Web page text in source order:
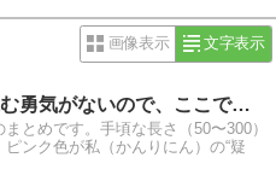
画像表示 文字表示
ふたばに書き込む勇気がないので、ここで勝手に参加するブログ
とめです。手頃な長さ（50〜300）
ンク色が私（かんりにん）の“疑